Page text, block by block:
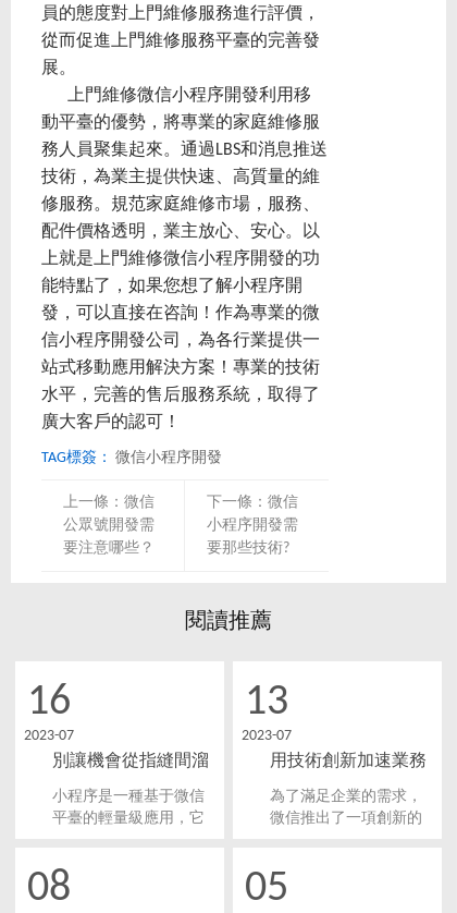
員的態度對上門維修服務進行評價，
從而促進上門維修服務平臺的完善發
展。
上門維修微信小程序開發利用移
動平臺的優勢，將專業的家庭維修服
務人員聚集起來。通過LBS和消息推送
技術，為業主提供快速、高質量的維
修服務。規范家庭維修市場，服務、
配件價格透明，業主放心、安心。以
上就是上門維修微信小程序開發的功
能特點了，如果您想了解小程序開
發，可以直接在咨詢！作為專業的微
信小程序開發公司，為各行業提供一
站式移動應用解決方案！專業的技術
水平，完善的售后服務系統，取得了
廣大客戶的認可！
TAG標簽： 微信小程序開發
上一條：微信
公眾號開發需
要注意哪些？
下一條：微信
小程序開發需
要那些技術?
閱讀推薦
16
2023-07
別讓機會從指縫間溜
走，微信小程序開發
為業務增添新活力！
小程序是一種基于微信
平臺的輕量級應用，它
用戶可以隨時隨地通過
13
2023-07
用技術創新加速業務
增長，微信小程序開
發助你開創新商機！
為了滿足企業的需求，
微信推出了一項創新的
僅能夠為企業提供更便
08 05